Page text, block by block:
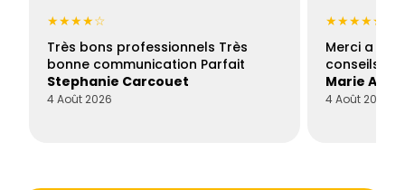
★★★★☆
Très bons professionnels Très
bonne communication Parfait
Stephanie Carcouet
4 Août 2026
★★★★★
Merci a
conseils
Marie
4 Août 2026